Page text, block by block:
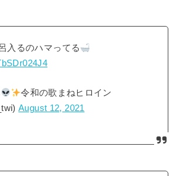
入るのハマってる
令和の歌まねヒロイン
August 12, 2021